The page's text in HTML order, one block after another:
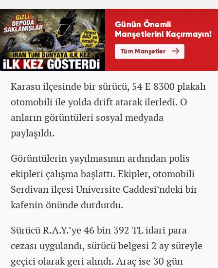
Karasu ilçesinde bir sürücü, 54 E 8300 plakalı
otomobili ile yolda drift atarak ilerledi. O
anların görüntüleri sosyal medyada
paylaşıldı.
Görüntülerin yayılmasının ardından polis
ekipleri çalışma başlattı. Ekipler, otomobili
Serdivan ilçesi Üniversite Caddesi’ndeki bir
kafenin önünde durdurdu.
Sürücü R.A.Y.’ye 46 bin 392 TL idari para
cezası uygulandı, sürücü belgesi 2 ay süreyle
geçici olarak geri alındı. Araç ise 30 gün